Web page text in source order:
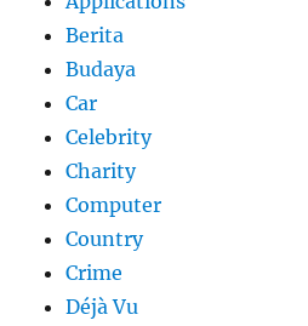
Berita
Budaya
Car
Celebrity
Charity
Computer
Country
Crime
Déjà Vu